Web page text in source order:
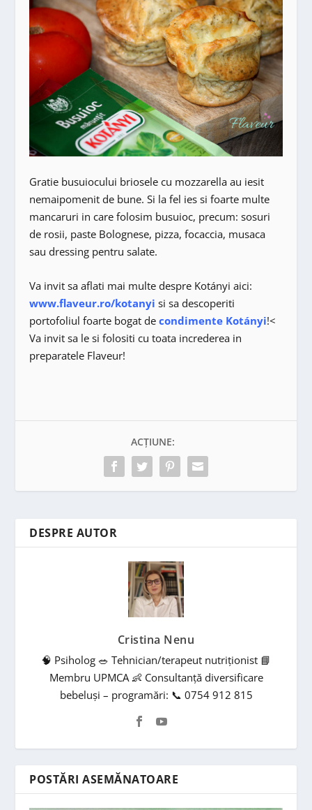
Gratie busuiocului briosele cu mozzarella au iesit
nemaipomenit de bune. Si la fel ies si foarte multe
mancaruri in care folosim busuioc, precum: sosuri
de rosii, paste Bolognese, pizza, focaccia, musaca
sau dressing pentru salate.
Va invit sa aflati mai multe despre Kotányi aici:
www.flaveur.ro/kotanyi si sa descoperiti
portofoliul foarte bogat decondimente Kotányi!<
Va invit sa le si folositi cu toata increderea in
preparatele Flaveur!
ACȚIUNE:
DESPRE AUTOR
Cristina Nenu
🧠 Psiholog 🥗 Tehnician/terapeut nutriționist 📘
Membru UPMCA 👶 Consultanță diversificare
bebeluși – programări: 📞 0754 912 815
POSTĂRI ASEMĂNATOARE